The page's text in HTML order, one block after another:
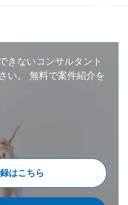
きないコンサルタント
い。
無料で案件紹介を
はこちら